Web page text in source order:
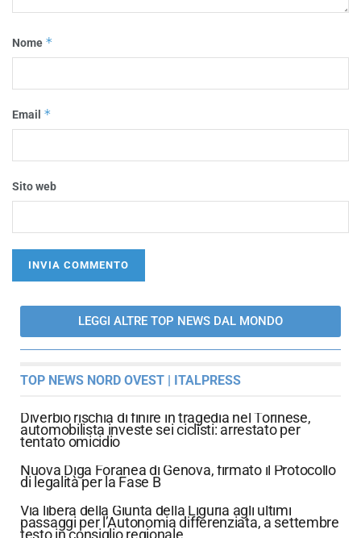
Nome *
Email *
Sito web
LEGGI ALTRE TOP NEWS DAL MONDO
TOP NEWS NORD OVEST | ITALPRESS
Diverbio rischia di finire in tragedia nel Torinese,
automobilista investe sei ciclisti: arrestato per
tentato omicidio
Nuova Diga Foranea di Genova, firmato il Protocollo
di legalità per la Fase B
Via libera della Giunta della Liguria agli ultimi
passaggi per l’Autonomia differenziata, a settembre